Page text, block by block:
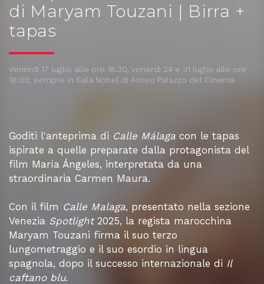
di Maryam Touzani | Birra +
tapas
Venerdì 17 luglio alle ore 18.30, venerdì 24 e 31 luglio alle ore
18.00, sempre in Sala Nobel di Anteo Palazzo del Cinema.
Goditi l'anteprima di Calle Málaga con le tapas
ispirate a quelle preparate dalla protagonista del
film María Ángeles, interpretata da una
straordinaria Carmen Maura.
Con il film Calle Malaga, presentato nella sezione
Venezia Spotlight2025, la regista marocchina
Maryam Touzani firma il suo terzo
lungometraggio e il suo esordio in lingua
spagnola, dopo il successo internazionale di Il
caftano blu.